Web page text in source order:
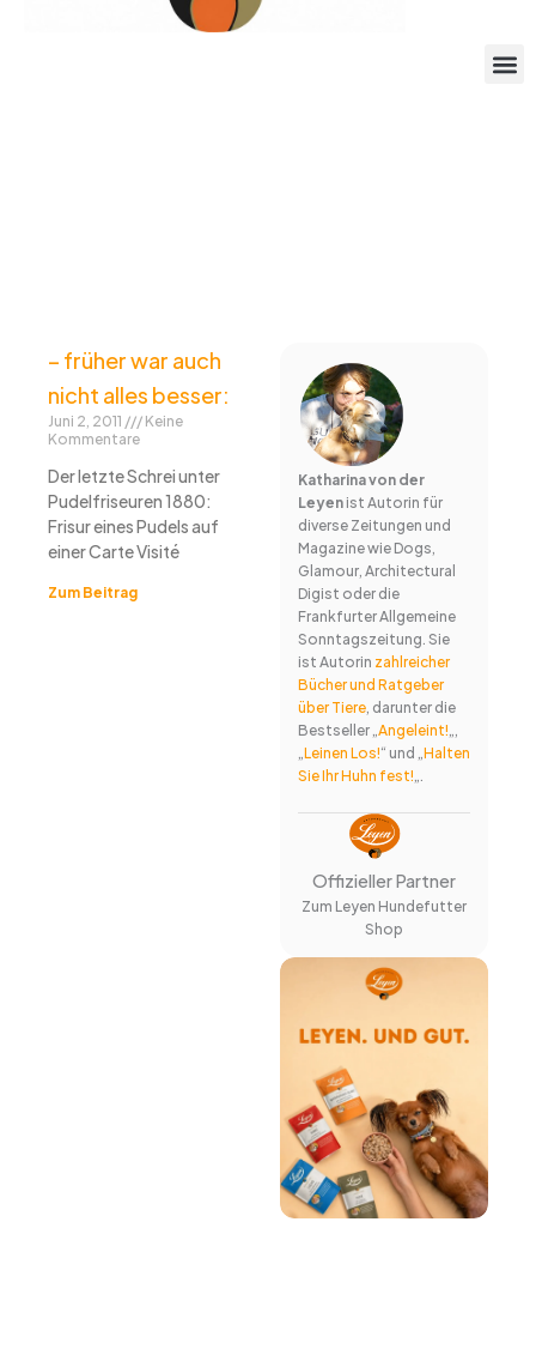
– früher war auch
nicht alles besser:
Juni 2, 2011
Keine
Kommentare
Der letzte Schrei unter
Pudelfriseuren 1880:
Frisur eines Pudels auf
einer Carte Visité
Zum Beitrag
Katharina von der
Leyenist Autorin für
diverse Zeitungen und
Magazine wie Dogs,
Glamour, Architectural
Digist oder die
Frankfurter Allgemeine
Sonntagszeitung. Sie
ist Autorin zahlreicher
Bücher und Ratgeber
über Tiere, darunter die
Bestseller „ Angeleint!
Leinen Los!“ und „ Halten
Sie Ihr Huhn fest!
Offizieller Partner
Zum Leyen Hundefutter
Shop